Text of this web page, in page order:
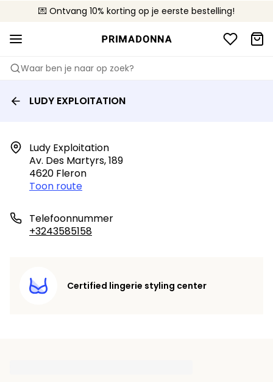
💌 Ontvang 10% korting op je eerste bestelling!
🚚 Gratis bezorging boven €90
📦 Gratis retourneren
Waar ben je naar op zoek?
LUDY EXPLOITATION
Ludy Exploitation
Av. Des Martyrs, 189
4620 Fleron
Toon route
Telefoonnummer
+3243585158
Certified lingerie styling center